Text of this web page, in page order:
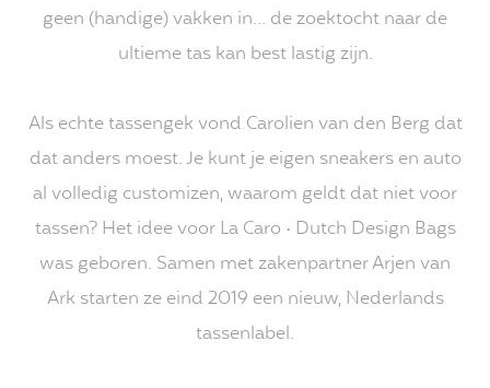
geen (handige) vakken in… de zoektocht naar de
ultieme tas kan best lastig zijn.
Als echte tassengek vond Carolien van den Berg dat
dat anders moest. Je kunt je eigen sneakers en auto
al volledig customizen, waarom geldt dat niet voor
tassen? Het idee voor La Caro • Dutch Design Bags
was geboren. Samen met zakenpartner Arjen van
Ark starten ze eind 2019 een nieuw, Nederlands
tassenlabel.